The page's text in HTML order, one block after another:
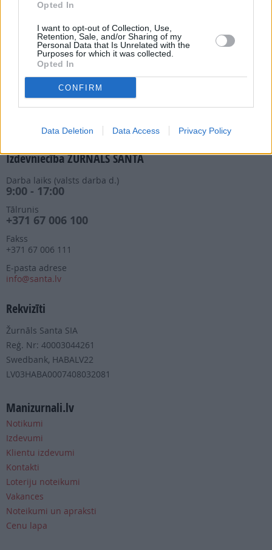
Opted In
I want to opt-out of Collection, Use,
Retention, Sale, and/or Sharing of my
Personal Data that Is Unrelated with the
Purposes for which it was collected.
Opted In
CONFIRM
Data Deletion Data Access Privacy Policy
9:00 - 17:00
Tālrunis
+371 67 006 114
Abonementu noformēšana
manizurnali@santa.lv
Piegādes kvalitāte un
abone@santa.lv
Izdevniecība ŽURNĀLS SANTA
Darba laiks (valsts darba d.)
9:00 - 17:00
Tālrunis
+371 67 006 100
Fakss
+371 67 006 111
E-pasta adrese
info@santa.lv
Rekvizīti
Žurnāls Santa SIA
Reģ. Nr: 40003044261
Swedbank, HABALV22
LV03HABA0007408032081
Manizurnali.lv
Notikumi
Izdevumi
Klientu izdevumi
Kontakti
Loteriju noteikumi
Vakances
Noteikumi un apraksti
Cenu lapa